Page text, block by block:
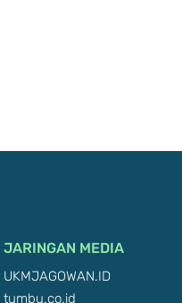
JARINGAN MEDIA
UKMJAGOWAN.ID